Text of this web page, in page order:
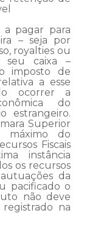
a pagar para
– seja por
royalties ou
seu caixa –
imposto de
a esse
ocorrer a
do
estrangeiro.
Superior
máximo do
Fiscais
instância
os recursos
da
pacificado o
não deve
na